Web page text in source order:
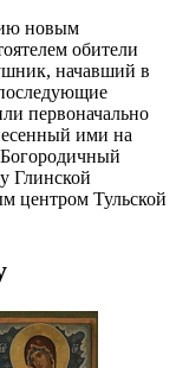
новым
обители
начавший в
первоначально
ими на
Глинской
центром Тульской